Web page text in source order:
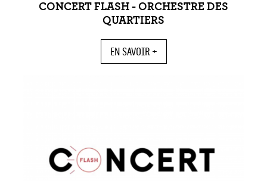
CONCERT FLASH - ORCHESTRE DES
QUARTIERS
EN SAVOIR +